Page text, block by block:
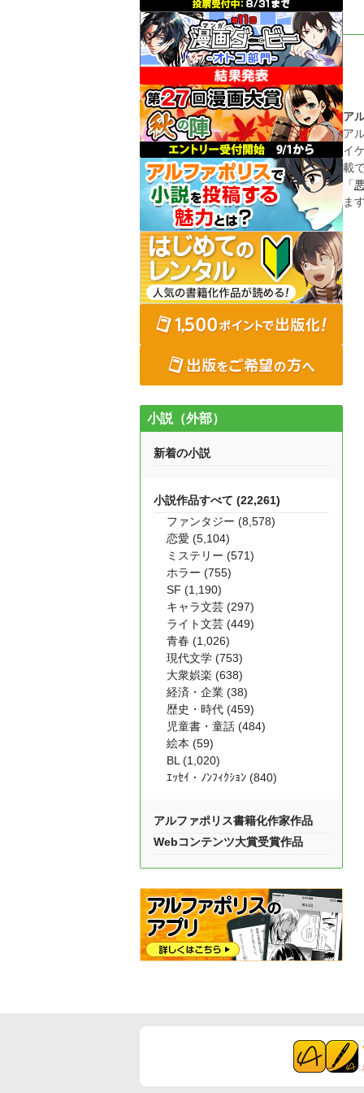
ア
ア
イ
載
「
ま
小説（外部）
新着の小説
小説作品すべて (22,261)
ファンタジー (8,578)
恋愛 (5,104)
ミステリー (571)
ホラー (755)
SF (1,190)
キャラ文芸 (297)
ライト文芸 (449)
青春 (1,026)
現代文学 (753)
大衆娯楽 (638)
経済・企業 (38)
歴史・時代 (459)
児童書・童話 (484)
絵本 (59)
BL (1,020)
ｴｯｾｲ・ﾉﾝﾌｨｸｼｮﾝ (840)
アルファポリス書籍化作家作品
Webコンテンツ大賞受賞作品